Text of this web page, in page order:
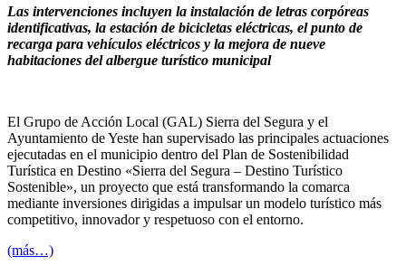
Las intervenciones incluyen la instalación de letras corpóreas
identificativas, la estación de bicicletas eléctricas, el punto de
recarga para vehículos eléctricos y la mejora de nueve
habitaciones del albergue turístico municipal
El Grupo de Acción Local (GAL) Sierra del Segura y el
Ayuntamiento de Yeste han supervisado las principales actuaciones
ejecutadas en el municipio dentro del Plan de Sostenibilidad
Turística en Destino «Sierra del Segura – Destino Turístico
Sostenible», un proyecto que está transformando la comarca
mediante inversiones dirigidas a impulsar un modelo turístico más
competitivo, innovador y respetuoso con el entorno.
(más…)